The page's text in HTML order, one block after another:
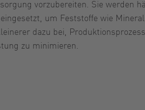
vorzubereiten. Sie werden
um Feststoffe wie
dazu bei,
zu minimieren.